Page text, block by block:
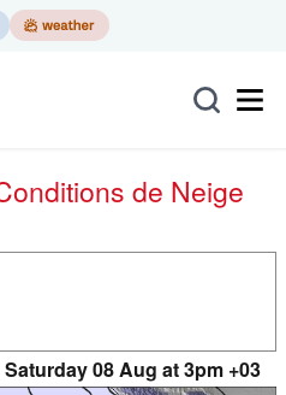
de Neige
08 Aug at 3pm +03